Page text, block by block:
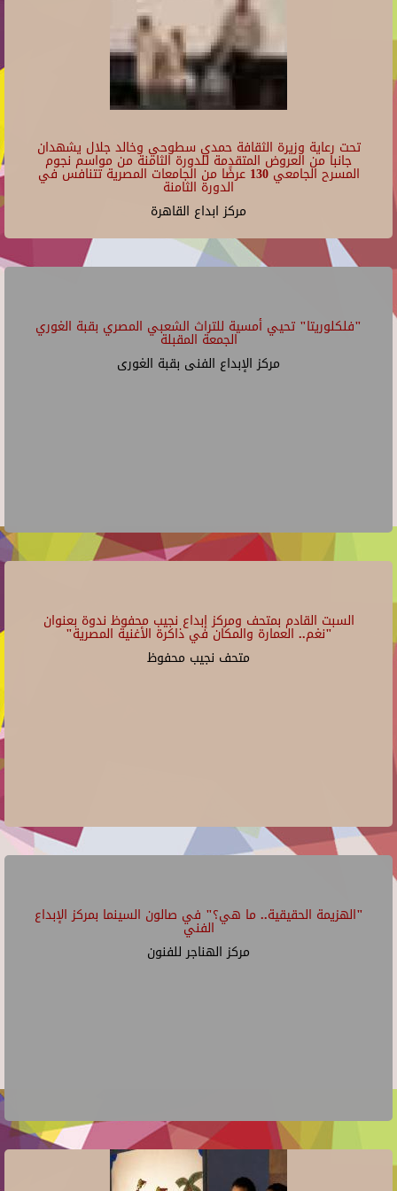
مركز الإبداع الفنى بقبة الغورى
Repeats every week every Friday until Fri Jul 31 2026.
مركز الإبداع الفنى ببيت السحيمى
تحت رعاية وزيرة الثقافة حمدي سطوحي وخالد جلال يشهدان
جانبا من العروض المتقدمة للدورة الثامنة من مواسم نجوم
المسرح الجامعي 130 عرضًا من الجامعات المصرية تتنافس في
الدورة الثامنة
مركز ابداع القاهرة
"فلكلوريتا" تحيي أمسية للتراث الشعبي المصري بقبة الغوري
الجمعة المقبلة
مركز الإبداع الفنى بقبة الغورى
السبت القادم بمتحف ومركز إبداع نجيب محفوظ ندوة بعنوان
"نغم.. العمارة والمكان في ذاكرة الأغنية المصرية"
متحف نجيب محفوظ
"الهزيمة الحقيقية.. ما هي؟" في صالون السينما بمركز الإبداع
الفني
مركز الهناجر للفنون